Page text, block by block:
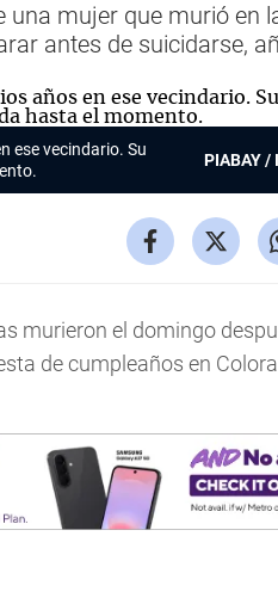
una mujer que murió
antes de suicidarse,
ese vecindario. Su
PIABAY /
murieron el domingo
de cumpleaños en